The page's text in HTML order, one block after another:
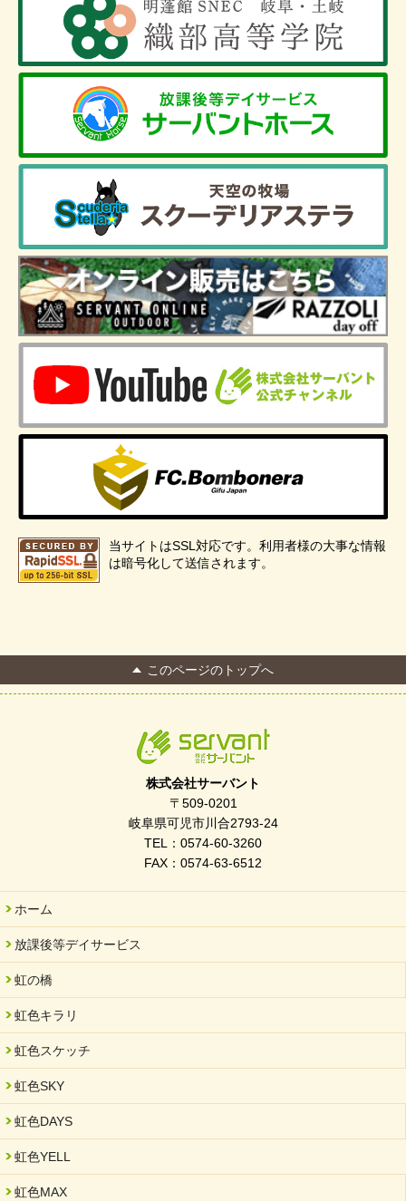
当サイトはSSL対応です。利用者様の大事な情報
は暗号化して送信されます。
このページのトップへ
株式会社サーバント
〒509-0201
岐阜県可児市川合2793-24
TEL：0574-60-3260
FAX：0574-63-6512
ホーム
放課後等デイサービス
虹の橋
虹色キラリ
虹色スケッチ
虹色SKY
虹色DAYS
虹色YELL
虹色MAX